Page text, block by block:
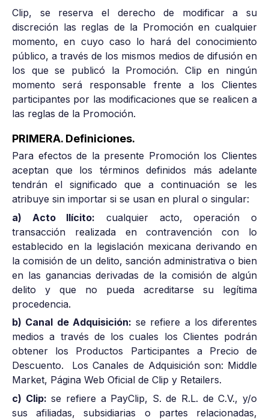
Clip, se reserva el derecho de modificar a su
discreción las reglas de la Promoción en cualquier
momento, en cuyo caso lo hará del conocimiento
público, a través de los mismos medios de difusión en
los que se publicó la Promoción. Clip en ningún
momento será responsable frente a los Clientes
participantes por las modificaciones que se realicen a
las reglas de la Promoción.
PRIMERA. Definiciones.
Para efectos de la presente Promoción los Clientes
aceptan que los términos definidos más adelante
tendrán el significado que a continuación se les
atribuye sin importar si se usan en plural o singular:
a) Acto Ilícito: cualquier acto, operación o
transacción realizada en contravención con lo
establecido en la legislación mexicana derivando en
la comisión de un delito, sanción administrativa o bien
en las ganancias derivadas de la comisión de algún
delito y que no pueda acreditarse su legítima
procedencia.
b) Canal de Adquisición: se refiere a los diferentes
medios a través de los cuales los Clientes podrán
obtener los Productos Participantes a Precio de
Descuento. Los Canales de Adquisición son: Middle
Market, Página Web Oficial de Clip y Retailers.
c) Clip: se refiere a PayClip, S. de R.L. de C.V., y/o
sus afiliadas, subsidiarias o partes relacionadas,